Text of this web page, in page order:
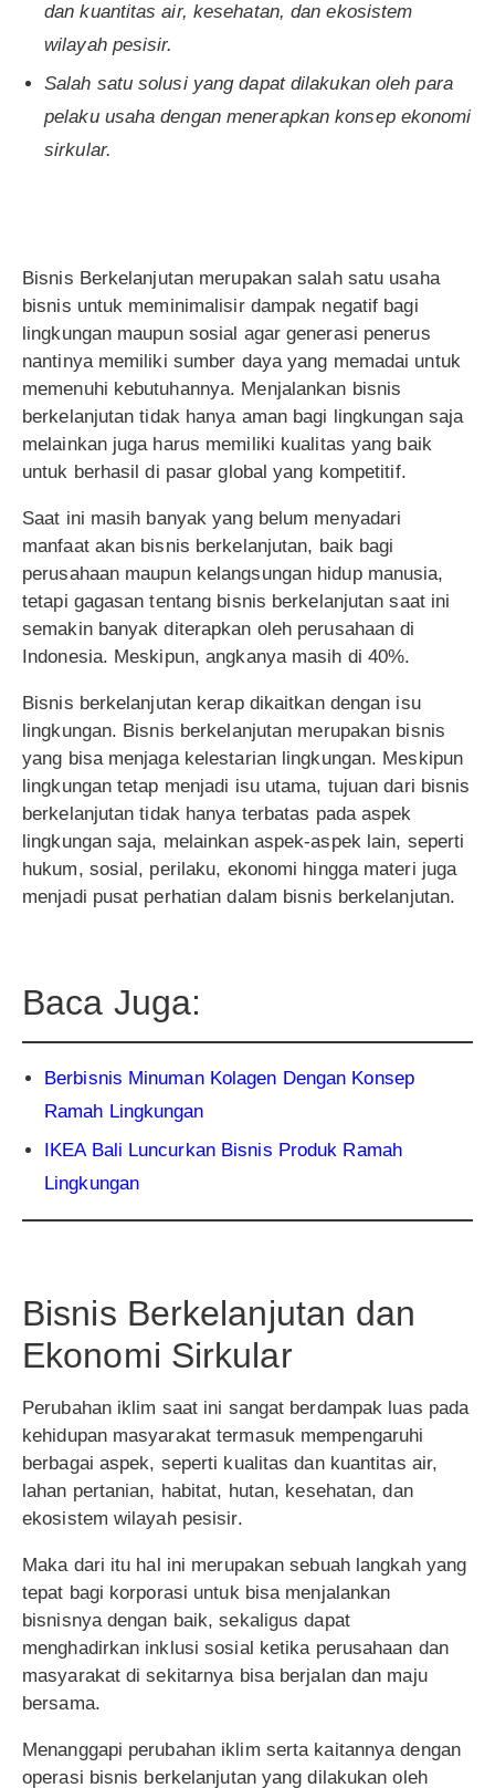
dan kuantitas air, kesehatan, dan ekosistem
wilayah pesisir.
Salah satu solusi yang dapat dilakukan oleh para
pelaku usaha dengan menerapkan konsep ekonomi
sirkular.
Bisnis Berkelanjutan merupakan salah satu usaha
bisnis untuk meminimalisir dampak negatif bagi
lingkungan maupun sosial agar generasi penerus
nantinya memiliki sumber daya yang memadai untuk
memenuhi kebutuhannya. Menjalankan bisnis
berkelanjutan tidak hanya aman bagi lingkungan saja
melainkan juga harus memiliki kualitas yang baik
untuk berhasil di pasar global yang kompetitif.
Saat ini masih banyak yang belum menyadari
manfaat akan bisnis berkelanjutan, baik bagi
perusahaan maupun kelangsungan hidup manusia,
tetapi gagasan tentang bisnis berkelanjutan saat ini
semakin banyak diterapkan oleh perusahaan di
Indonesia. Meskipun, angkanya masih di 40%.
Bisnis berkelanjutan kerap dikaitkan dengan isu
lingkungan. Bisnis berkelanjutan merupakan bisnis
yang bisa menjaga kelestarian lingkungan. Meskipun
lingkungan tetap menjadi isu utama, tujuan dari bisnis
berkelanjutan tidak hanya terbatas pada aspek
lingkungan saja, melainkan aspek-aspek lain, seperti
hukum, sosial, perilaku, ekonomi hingga materi juga
menjadi pusat perhatian dalam bisnis berkelanjutan.
Baca Juga:
Berbisnis Minuman Kolagen Dengan Konsep
Ramah Lingkungan
IKEA Bali Luncurkan Bisnis Produk Ramah
Lingkungan
Bisnis Berkelanjutan dan
Ekonomi Sirkular
Perubahan iklim saat ini sangat berdampak luas pada
kehidupan masyarakat termasuk mempengaruhi
berbagai aspek, seperti kualitas dan kuantitas air,
lahan pertanian, habitat, hutan, kesehatan, dan
ekosistem wilayah pesisir.
Maka dari itu hal ini merupakan sebuah langkah yang
tepat bagi korporasi untuk bisa menjalankan
bisnisnya dengan baik, sekaligus dapat
menghadirkan inklusi sosial ketika perusahaan dan
masyarakat di sekitarnya bisa berjalan dan maju
bersama.
Menanggapi perubahan iklim serta kaitannya dengan
operasi bisnis berkelanjutan yang dilakukan oleh